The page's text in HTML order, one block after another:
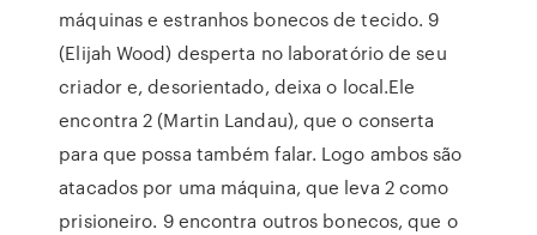
máquinas e estranhos bonecos de tecido. 9
(Elijah Wood) desperta no laboratório de seu
criador e, desorientado, deixa o local.Ele
encontra 2 (Martin Landau), que o conserta
para que possa também falar. Logo ambos são
atacados por uma máquina, que leva 2 como
prisioneiro. 9 encontra outros bonecos, que o